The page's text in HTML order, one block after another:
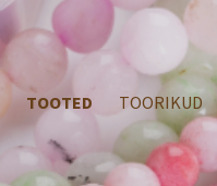
TOOTED TOORIKUD